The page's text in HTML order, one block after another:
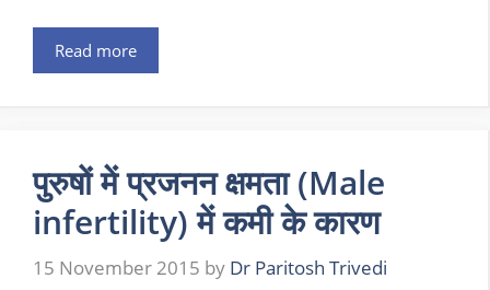
Read more
पुरुषों में प्रजनन क्षमता (Male
infertility) में कमी के कारण
15 November 2015 by Dr Paritosh Trivedi